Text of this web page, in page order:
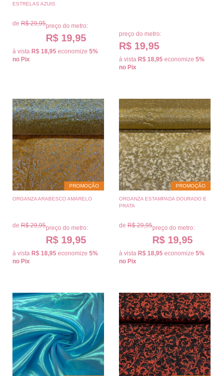
ESTRELAS AZUIS
de R$ 29,95preço do metro:
R$ 19,95
à vista R$ 18,95 economize 5%
no Pix
preço do metro:
R$ 19,95
à vista R$ 18,95 economize 5%
no Pix
PROMOÇÃO
ORGANZA ARABESCO AMARELO
de R$ 29,95preço do metro:
R$ 19,95
à vista R$ 18,95 economize 5%
no Pix
PROMOÇÃO
ORGANZA ESTAMPADA DOURADO E
PRATA
de R$ 29,95preço do metro:
R$ 19,95
à vista R$ 18,95 economize 5%
no Pix